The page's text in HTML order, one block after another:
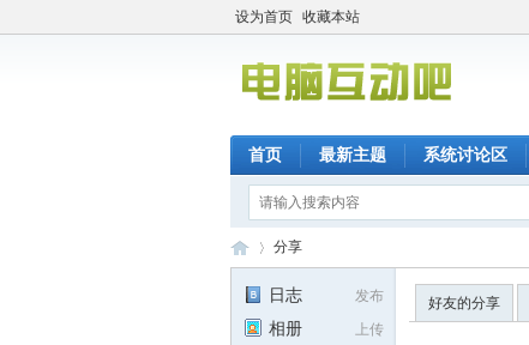
设为首页 收藏本站
首页 最新主题 系统讨论区
分享
发布
日志
上传
相册
好友的分享